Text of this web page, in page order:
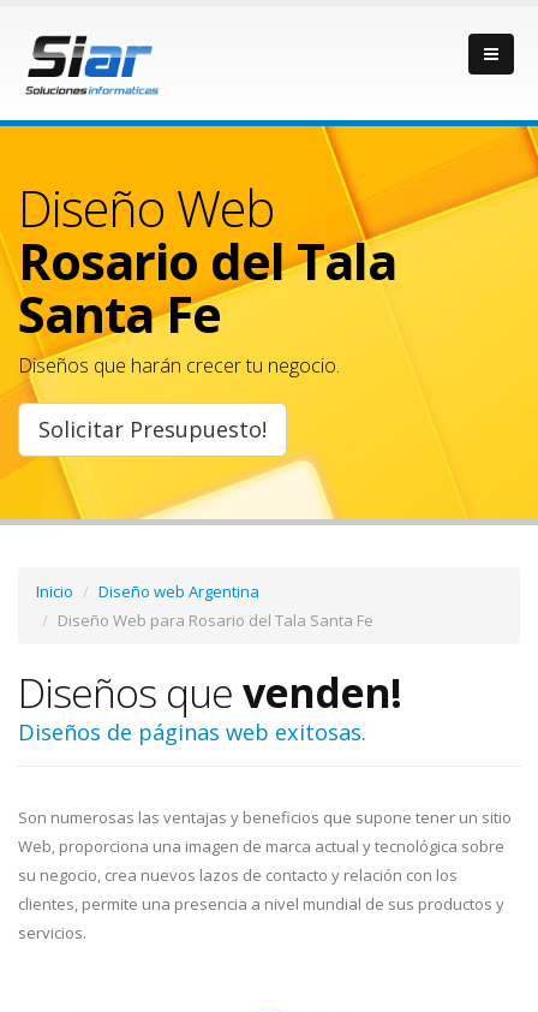
Diseño Web
Rosario del Tala
Santa Fe
Diseños que harán crecer tu negocio.
Solicitar Presupuesto!
Inicio
Diseño web Argentina
Diseño Web para Rosario del Tala Santa Fe
Diseños quevenden!
Diseños de páginas web exitosas.
Son numerosas las ventajas y beneficios que supone tener un sitio
Web, proporciona una imagen de marca actual y tecnológica sobre
su negocio, crea nuevos lazos de contacto y relación con los
clientes, permite una presencia a nivel mundial de sus productos y
servicios.